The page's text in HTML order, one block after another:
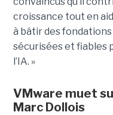
croissance tout en
à bâtir des
sécurisées et fiables
l’IA. »
VMware muet
Marc Dollois